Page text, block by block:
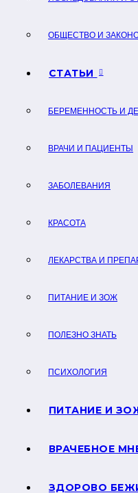
ОБЩЕСТВО И
СТАТЬИ
БЕРЕМЕННОСТЬ И
ВРАЧИ И ПАЦИЕНТЫ
ЗАБОЛЕВАНИЯ
КРАСОТА
ЛЕКАРСТВА И
ПИТАНИЕ И ЗОЖ
ПОЛЕЗНО ЗНАТЬ
ПСИХОЛОГИЯ
ПИТАНИЕ И
ВРАЧЕБНОЕ
ЗДОРОВО